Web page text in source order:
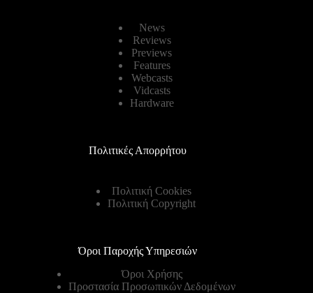
News
Reviews
Previews
Features
Webcasts
Vidcasts
Hardware
Πολιτικές Απορρήτου
Πολιτική Cookies
Πολιτική Copyright
Όροι Παροχής Υπηρεσιών
Όροι Χρήσης
Προστασία Προσωπικών Δεδομένων